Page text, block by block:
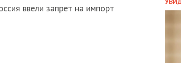
ввели запрет на импорт